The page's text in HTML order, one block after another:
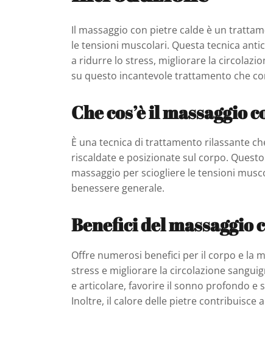
Il massaggio con pietre calde è un
le tensioni muscolari. Questa tecnica
a ridurre lo stress, migliorare la
su questo incantevole trattamento che
Che cos’è il massaggio
È una tecnica di trattamento rilassante
riscaldate e posizionate sul corpo.
massaggio per sciogliere le tensioni
benessere generale.
Benefici del massaggio
Offre numerosi benefici per il corpo e la
stress e migliorare la circolazione
e articolare, favorire il sonno profondo e
Inoltre, il calore delle pietre contribuisce